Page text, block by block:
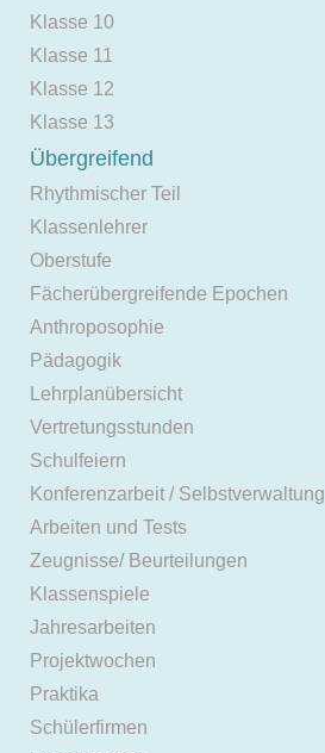
Klasse 10
Klasse 11
Klasse 12
Klasse 13
Übergreifend
Rhythmischer Teil
Klassenlehrer
Oberstufe
Fächerübergreifende Epochen
Anthroposophie
Pädagogik
Lehrplanübersicht
Vertretungsstunden
Schulfeiern
Konferenzarbeit / Selbstverwaltung
Arbeiten und Tests
Zeugnisse/ Beurteilungen
Klassenspiele
Jahresarbeiten
Projektwochen
Praktika
Schülerfirmen